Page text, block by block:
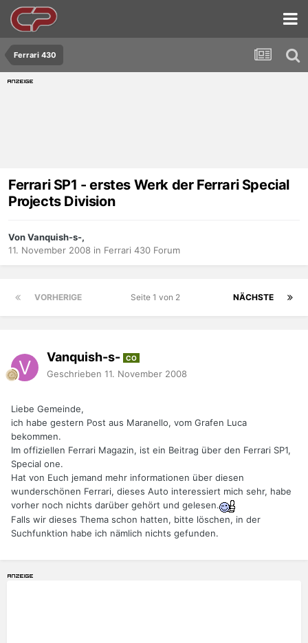
Ferrari 430
Ferrari SP1 - erstes Werk der Ferrari Special
Projects Division
Von Vanquish-s-,
11. November 2008 in Ferrari 430 Forum
VORHERIGE NÄCHSTE
Seite 1 von 2
Vanquish-s- CO
Geschrieben 11. November 2008
Liebe Gemeinde,
ich habe gestern Post aus Maranello, vom Grafen Luca
bekommen.
Im offiziellen Ferrari Magazin, ist ein Beitrag über den Ferrari SP1,
Special one.
Hat von Euch jemand mehr informationen über diesen
wunderschönen Ferrari, dieses Auto interessiert mich sehr, habe
vorher noch nichts darüber gehört und gelesen.
Falls wir dieses Thema schon hatten, bitte löschen, in der
Suchfunktion habe ich nämlich nichts gefunden.